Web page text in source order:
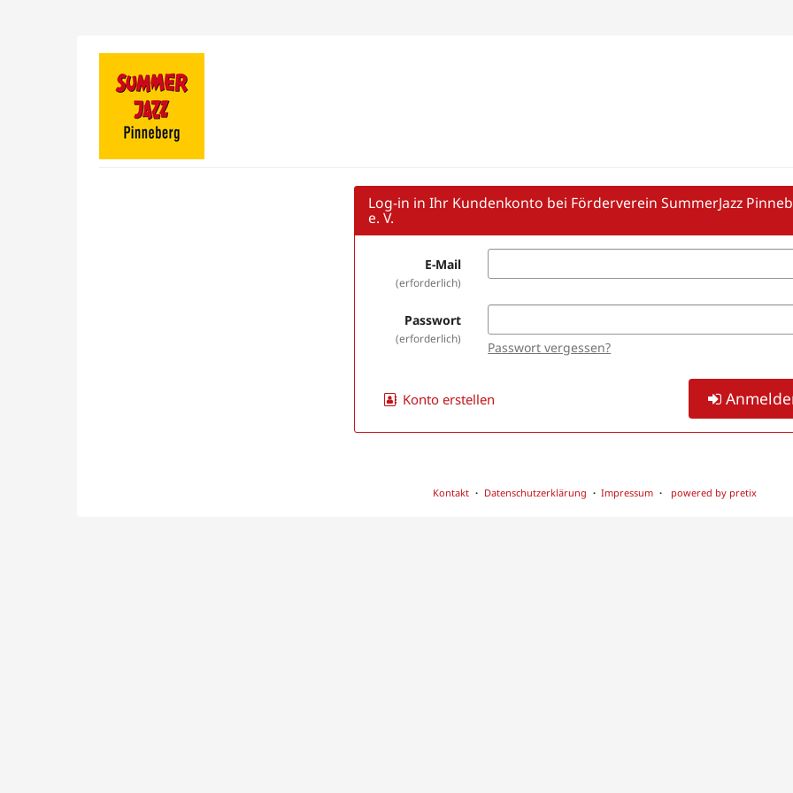
Förderverein
SummerJazz
Pinneberg
Log-in in Ihr Kundenkonto bei Förderverein SummerJazz
e. V.
E-Mail
erforderlich
Passwort
erforderlich
Passwort vergessen?
Konto erstellen
Kontakt Datenschutzerklärung Impressum powered by pretix